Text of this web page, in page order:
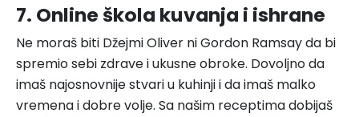
7. Online škola kuvanja i ishrane
Ne moraš biti Džejmi Oliver ni Gordon Ramsay da bi
spremio sebi zdrave i ukusne obroke. Dovoljno da
imaš najosnovnije stvari u kuhinji i da imaš malko
vremena i dobre volje. Sa našim receptima dobijaš